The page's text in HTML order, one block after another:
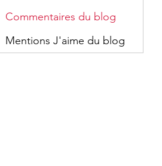
Commentaires du blog
Mentions J'aime du blog